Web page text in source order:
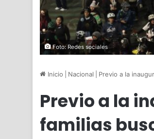
Foto: Redes sociales
Inicio Nacional Previo a la
Previo a la
familias